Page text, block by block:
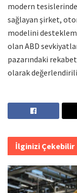
modern
sağlayan şirket,
modelini
olan ABD
pazarındaki
olarak
İlginizi Çekebilir